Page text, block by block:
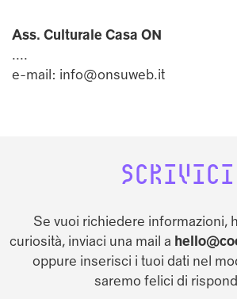
Ass. Culturale Casa ON
....
e-mail: info@onsuweb.it
SCRIVICI
Se vuoi richiedere informazioni,
curiosità, inviaci una mail a
oppure inserisci i tuoi dati nel
saremo felici di